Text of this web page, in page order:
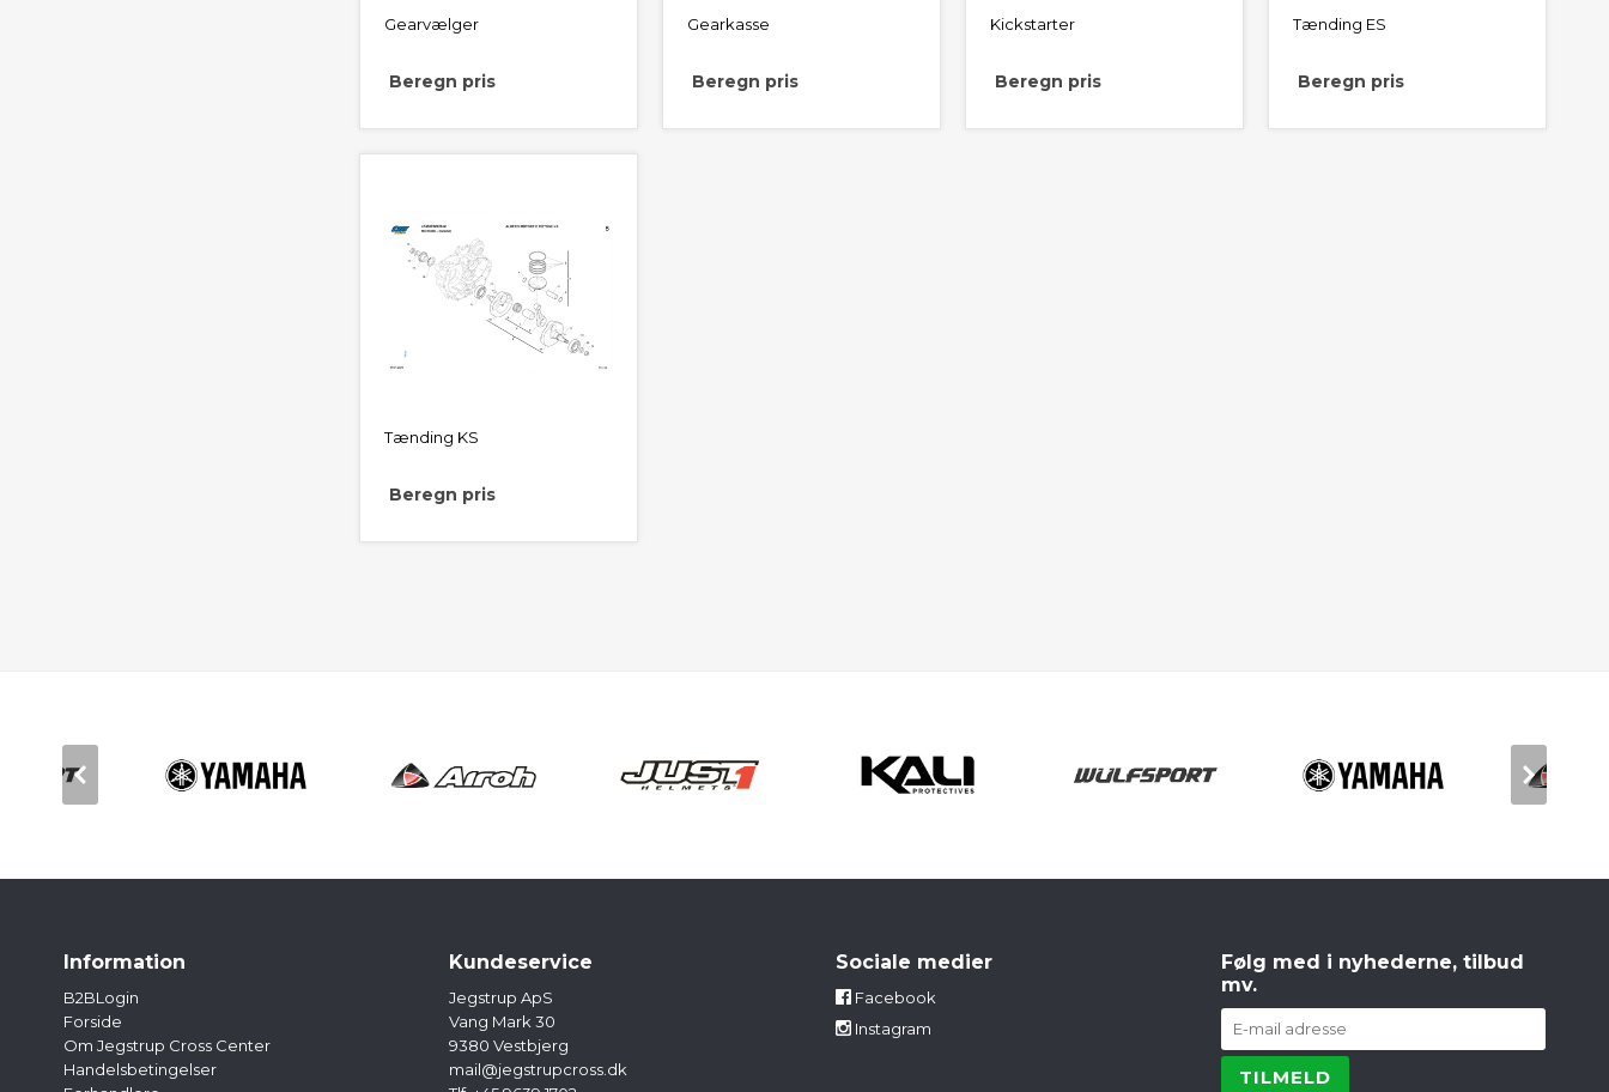
Gearvælger
Beregn pris
Gearkasse
Beregn pris
Kickstarter
Beregn pris
Tænding ES
Beregn pris
Tænding KS
Beregn pris
Information
B2BLogin
Forside
Om Jegstrup Cross Center
Handelsbetingelser
Kundeservice
Jegstrup ApS
Vang Mark 30
9380 Vestbjerg
mail@jegstrupcross.dk
Sociale medier
Facebook
Instagram
Følg med i nyhederne, tilbud
mv.